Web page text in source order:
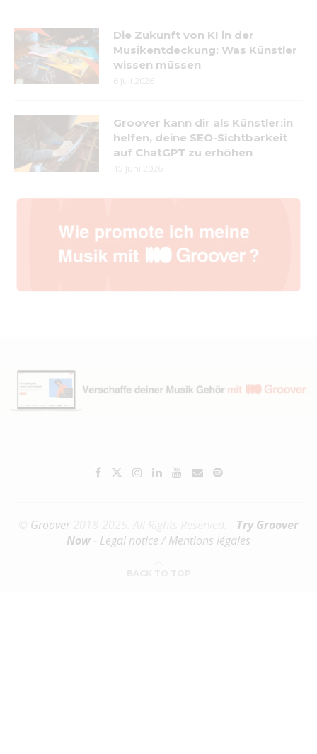
Die Zukunft von KI in der
Musikentdeckung: Was Künstler
wissen müssen
6 Juli 2026
Groover kann dir als Künstler:in
helfen, deine SEO-Sichtbarkeit
auf ChatGPT zu erhöhen
15 Juni 2026
Groover2018-2025. All Rights Reserved. - Try Groover
Now
Legal notice / Mentions légales